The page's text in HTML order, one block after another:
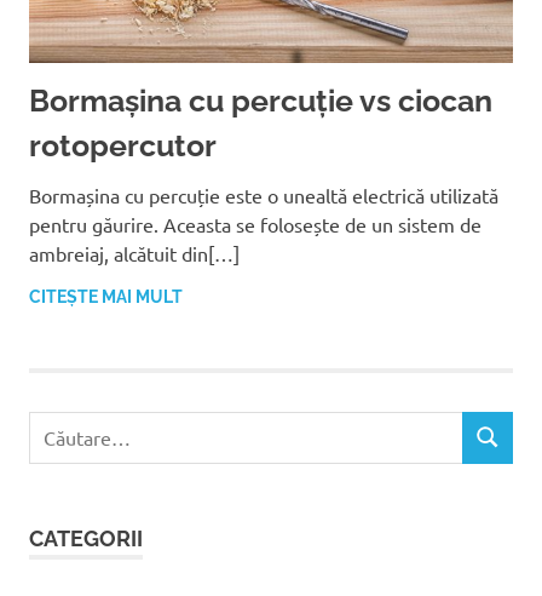
Bormașina cu percuție vs ciocan
rotopercutor
Bormașina cu percuție este o unealtă electrică utilizată
pentru găurire. Aceasta se folosește de un sistem de
ambreiaj, alcătuit din[…]
CITEȘTE MAI MULT
ă
C
CATEGORII